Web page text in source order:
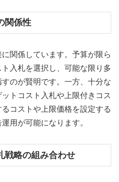
関係性
関係しています。予算が限ら
入札を選択し、可能な限り多
のが賢明です。一方、十分な
トコスト入札や上限付きコス
コストや上限価格を設定する
用が可能になります。
戦略の組み合わせ